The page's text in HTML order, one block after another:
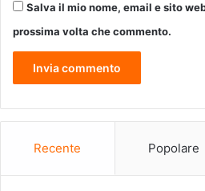
i
t
e
o
Salva il mio nome, email e sito
prossima volta che commento.
Recente Popolare